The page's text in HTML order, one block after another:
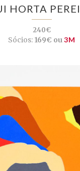
HORTA
240€
Sócios: 169€ ou3M